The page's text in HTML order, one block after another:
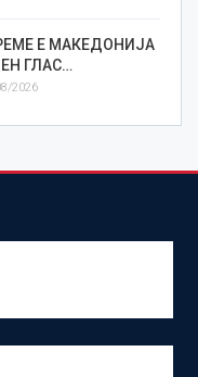
Е МАКЕДОНИЈА
ГЛАС…
2026